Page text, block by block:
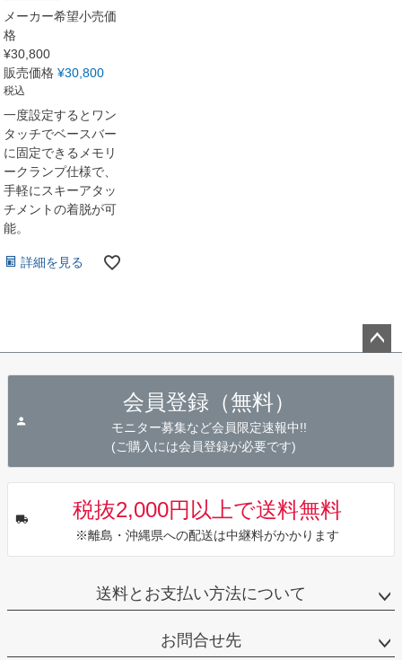
メーカー希望小売価
格
¥30,800
販売価格 ¥30,800
税込
一度設定するとワン
タッチでベースバー
に固定できるメモリ
ークランプ仕様で、
手軽にスキーアタッ
チメントの着脱が可
能。
詳細を見る
会員登録（無料）
モニター募集など会員限定速報中!!
(ご購入には会員登録が必要です)
税抜2,000円以上で送料無料
※離島・沖縄県への配送は中継料がかかります
送料とお支払い方法について
お問合せ先